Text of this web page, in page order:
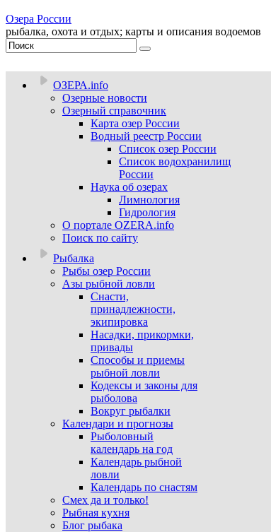
Озера России
рыбалка, охота и отдых; карты и описания водоемов
ОЗЕРА.info
Озерные новости
Озерный справочник
Карта озер России
Водный реестр России
Список озер России
Список водохранилищ
России
Наука об озерах
Лимнология
Гидрология
О портале OZERA.info
Поиск по сайту
Рыбалка
Рыбы озер России
Азы рыбной ловли
Снасти,
принадлежности,
экипировка
Насадки, прикормки,
привады
Способы и приемы
рыбной ловли
Кодексы и законы для
рыболова
Вокруг рыбалки
Календари и прогнозы
Рыболовный
календарь на год
Календарь рыбной
ловли
Календарь по снастям
Смех да и только!
Рыбная кухня
Блог рыбака